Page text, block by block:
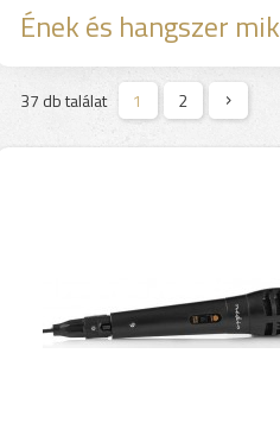
Ének és hangszer
37 db találat 1 2